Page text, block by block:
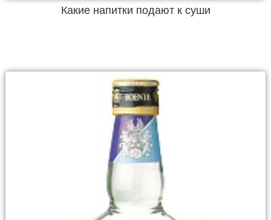
Какие напитки подают к суши